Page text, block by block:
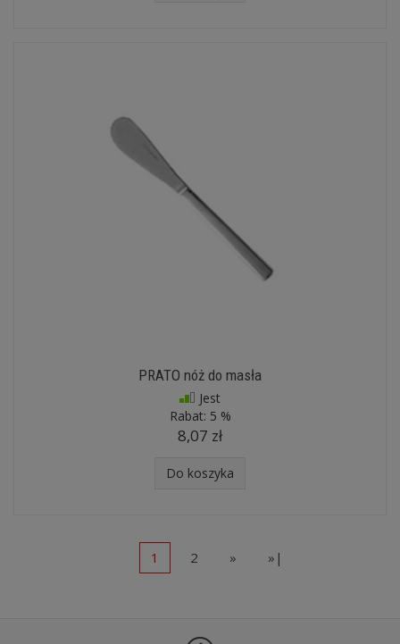
PRATO nóż do masła
Jest
Rabat: 5 %
8,07 zł
Do koszyka
1 2 » »|